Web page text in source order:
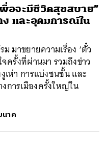
พื่อจะมีชีวิตสุขสบาย”
ง และอุดมการณ์ใน
มาขยายความเรื่อง ‘ตั๋ว
ครั้งที่ผ่านมา รวมถึงข่าว
เห่า การแบ่งชนชั้น และ
การเมืองครั้งใหญ่ใน
นาค